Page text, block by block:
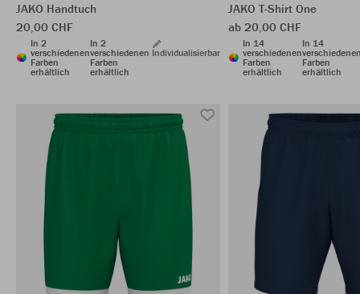
JAKO Handtuch
20,00 CHF
In 2
verschiedenen
Farben
erhältlich
In 2
verschiedenen
Farben
erhältlich
Individualisierbar
JAKO T-Shirt One
ab 20,00 CHF
In 14
verschiedenen
Farben
erhältlich
In 14
Farben
erhältlich